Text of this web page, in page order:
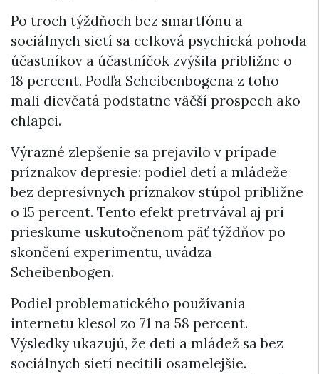
Po troch týždňoch bez smartfónu a
sociálnych sietí sa celková psychická pohoda
účastníkov a účastníčok zvýšila približne o
18 percent. Podľa Scheibenbogena z toho
mali dievčatá podstatne väčší prospech ako
chlapci.
Výrazné zlepšenie sa prejavilo v prípade
príznakov depresie: podiel detí a mládeže
bez depresívnych príznakov stúpol približne
o 15 percent. Tento efekt pretrvával aj pri
prieskume uskutočnenom päť týždňov po
skončení experimentu, uvádza
Scheibenbogen.
Podiel problematického používania
internetu klesol zo 71 na 58 percent.
Výsledky ukazujú, že deti a mládež sa bez
sociálnych sietí necítili osamelejšie.